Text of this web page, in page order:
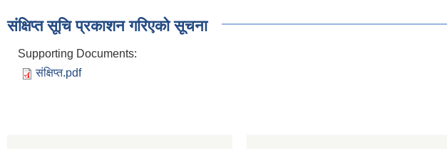
संक्षिप्त सूचि प्रकाशन गरिएको सूचना
Supporting Documents:
संक्षिप्त.pdf